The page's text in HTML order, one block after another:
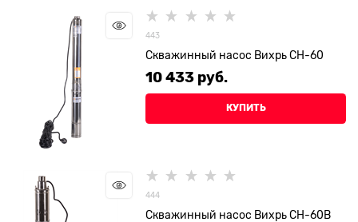
443
Скважинный насос Вихрь СН-60
10 433 руб.
КУПИТЬ
444
Скважинный насос Вихрь СН-60B